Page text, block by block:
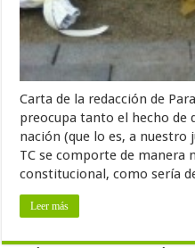
Carta de la redacción de
preocupa tanto el hecho de
nación (que lo es, a nuestro
TC se comporte de manera
constitucional, como sería
Leer más